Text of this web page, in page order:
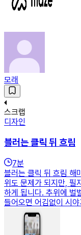
모래
스크랩
디자인
블러는 클릭 뒤 흐림
7분
블러는 클릭 뒤 흐림 해
위도 문제가 되지만, 필
하게 됩니다. 추위에 벌
들어오면 어김없이 시